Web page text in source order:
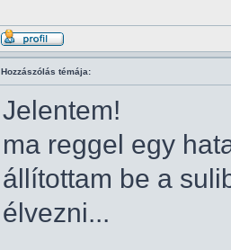
Hozzászólás témája:
Jelentem!
ma reggel egy
állítottam be a
élvezni...